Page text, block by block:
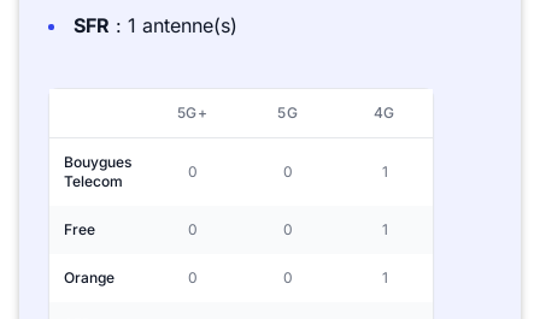
SFR : 1 antenne(s)
5G+ 5G 4G
Bouygues
Telecom
0 0 1
Free 0 0 1
Orange 0 0 1